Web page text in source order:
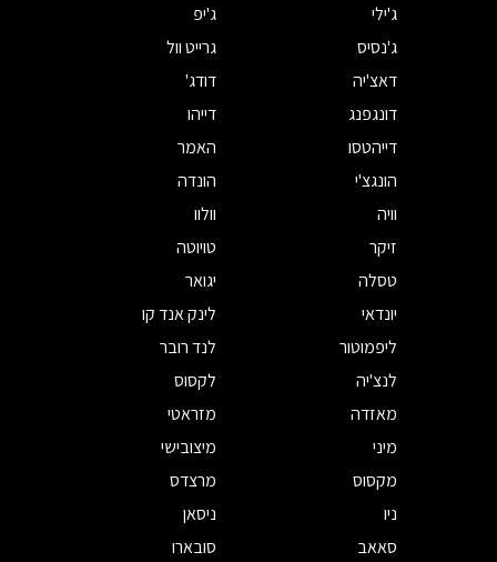
ג'ילי
ג'יפ
ג'נסיס
גרייט וול
דאצ'יה
דודג'
דונגפנג
דייהו
דייהטסו
האמר
הונגצ'י
הונדה
וויה
וולוו
זיקר
טויוטה
טסלה
יגואר
יונדאי
לינק אנד קו
ליפמוטור
לנד רובר
לנצ'יה
לקסוס
מאזדה
מזראטי
מיני
מיצובישי
מקסוס
מרצדס
ניו
ניסאן
סאאב
סובארו